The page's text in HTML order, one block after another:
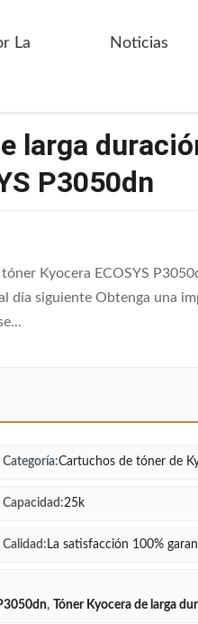
La
Noticias
larga
P3050dn
Kyocera ECOSYS
día siguiente Obtenga una
Categoría:Cartuchos de tóner de
Capacidad:25k
Calidad: La satisfacción 100%
, Tóner Kyocera de larga